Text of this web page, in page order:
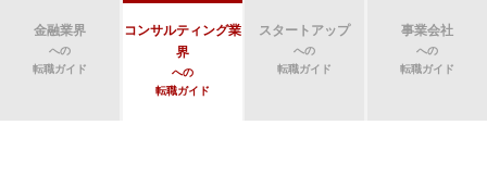
金融業界
への
転職ガイド
コンサルティング業
界
への
転職ガイド
スタートアップ
への
転職ガイド
事業会社
への
転職ガイド